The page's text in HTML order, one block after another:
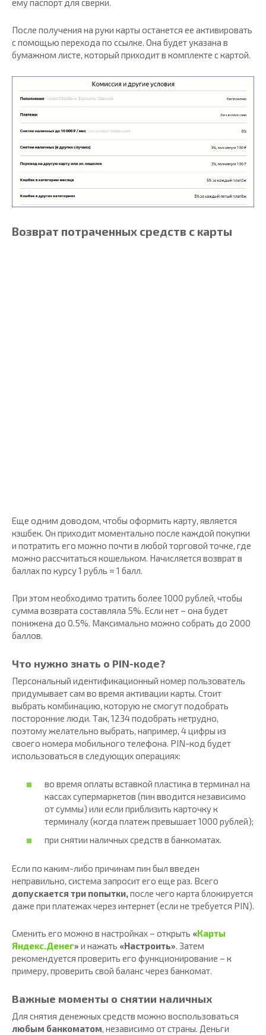
ему паспорт для сверки.
После получения на руки карты останется ее активировать
с помощью перехода по ссылке. Она будет указана в
бумажном листе, который приходит в комплекте с картой.
Возврат потраченных средств с карты
Еще одним доводом, чтобы оформить карту, является
кэшбек. Он приходит моментально после каждой покупки
и потратить его можно почти в любой торговой точке, где
можно рассчитаться кошельком. Начисляется возврат в
баллах по курсу 1 рубль = 1 балл.
При этом необходимо тратить более 1000 рублей, чтобы
сумма возврата составляла 5%. Если нет – она будет
понижена до 0.5%. Максимально можно собрать до 2000
баллов.
Что нужно знать о PIN-коде?
Персональный идентификационный номер пользователь
придумывает сам во время активации карты. Стоит
выбрать комбинацию, которую не смогут подобрать
посторонние люди. Так, 1234 подобрать нетрудно,
поэтому желательно выбрать, например, 4 цифры из
своего номера мобильного телефона. PIN-код будет
использоваться в следующих операциях:
во время оплаты вставкой пластика в терминал на
кассах супермаркетов (пин вводится независимо
от суммы) или если приблизить карточку к
терминалу (когда платеж превышает 1000 рублей);
при снятии наличных средств в банкоматах.
Если по каким-либо причинам пин был введен
неправильно, система запросит его еще раз. Всего
допускается три попытки,после чего карта блокируется
даже при платежах через интернет (если не требуется PIN).
Сменить его можно в настройках – открыть «Карты
Яндекс.Денег» и нажать «Настроить». Затем
рекомендуется проверить его функционирование – к
примеру, проверить свой баланс через банкомат.
Важные моменты о снятии наличных
Для снятия денежных средств можно воспользоваться
любым банкоматом, независимо от страны. Деньги